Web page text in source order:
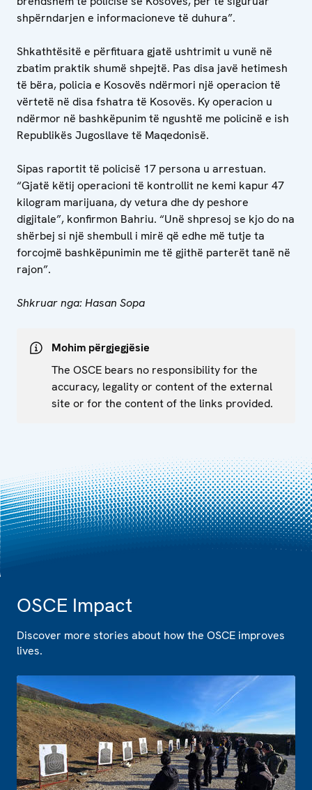
shpërndarjen e informacioneve të duhura”.
Shkathtësitë e përfituara gjatë ushtrimit u vunë në
zbatim praktik shumë shpejtë. Pas disa javë hetimesh
të bëra, policia e Kosovës ndërmori një operacion të
vërtetë në disa fshatra të Kosovës. Ky operacion u
ndërmor në bashkëpunim të ngushtë me policinë e ish
Republikës Jugosllave të Maqedonisë.
Sipas raportit të policisë 17 persona u arrestuan.
“Gjatë këtij operacioni të kontrollit ne kemi kapur 47
kilogram marijuana, dy vetura dhe dy peshore
digjitale”, konfirmon Bahriu. “Unë shpresoj se kjo do na
shërbej si një shembull i mirë që edhe më tutje ta
forcojmë bashkëpunimin me të gjithë parterët tanë në
rajon”.
Shkruar nga: Hasan Sopa
Mohim përgjegjësie
The OSCE bears no responsibility for the
accuracy, legality or content of the external
site or for the content of the links provided.
OSCE Impact
Discover more stories about how the OSCE improves
lives.